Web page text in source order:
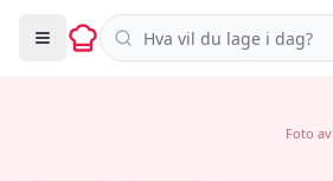
Søk i oppskrifter
Foto av